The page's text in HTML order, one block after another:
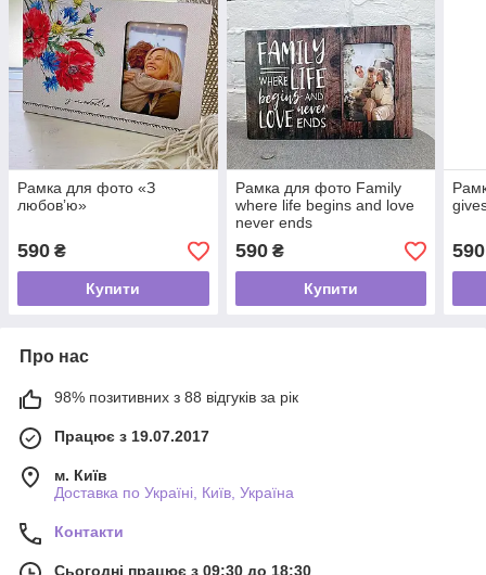
Рамка для фото «З
любовʼю»
590 ₴
Купити
Рамка для фото Family
where life begins and love
never ends
590₴
Купити
590
Про нас
98% позитивних з 88 відгуків за рік
Працює з 19.07.2017
м. Київ
Доставка по Україні, Київ, Україна
Контакти
Сьогодні працює з 09:30 до 18:30